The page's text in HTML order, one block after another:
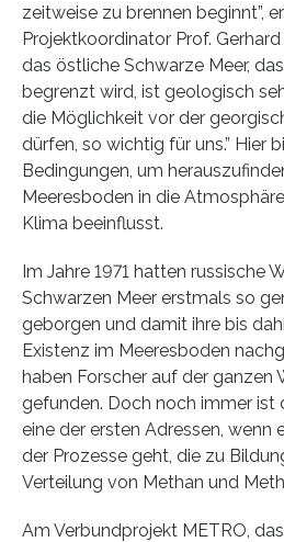
zeitweise zu brennen beginnt”,
Projektkoordinator Prof.
das östliche Schwarze Meer,
begrenzt wird, ist geologisch
die Möglichkeit vor der
dürfen, so wichtig für uns.” Hier
Bedingungen, um
Meeresboden in die
Klima beeinflusst.
Im Jahre 1971 hatten russische
Schwarzen Meer erstmals so
geborgen und damit ihre bis
Existenz im Meeresboden
haben Forscher auf der ganzen
gefunden. Doch noch immer ist
eine der ersten Adressen, wenn
der Prozesse geht, die zu
Verteilung von Methan und
Am Verbundprojekt METRO,